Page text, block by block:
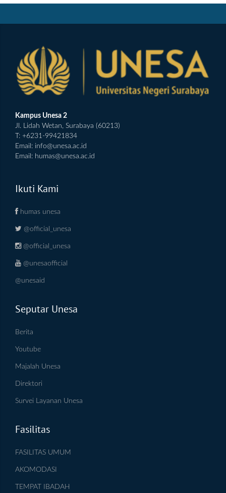
Kampus Unesa 2
Jl. Lidah Wetan, Surabaya (60213)
T: +6231-99421834
Email: info@unesa.ac.id
Email: humas@unesa.ac.id
Ikuti Kami
humas unesa
@official_unesa
@official_unesa
@unesaofficial
@unesaid
Seputar Unesa
Berita
Youtube
Majalah Unesa
Direktori
Survei Layanan Unesa
Fasilitas
FASILITAS UMUM
AKOMODASI
TEMPAT IBADAH